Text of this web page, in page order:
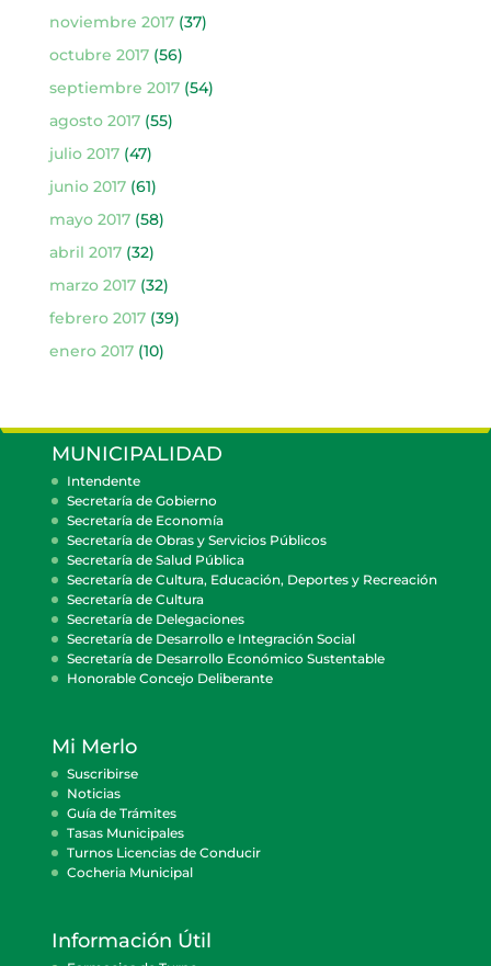
noviembre 2017(37)
octubre 2017(56)
septiembre 2017(54)
agosto 2017(55)
julio 2017(47)
junio 2017(61)
mayo 2017(58)
abril 2017(32)
marzo 2017(32)
febrero 2017(39)
enero 2017(10)
MUNICIPALIDAD
Intendente
Secretaría de Gobierno
Secretaría de Economía
Secretaría de Obras y Servicios Públicos
Secretaría de Salud Pública
Secretaría de Cultura, Educación, Deportes y Recreación
Secretaría de Cultura
Secretaría de Delegaciones
Secretaría de Desarrollo e Integración Social
Secretaría de Desarrollo Económico Sustentable
Honorable Concejo Deliberante
Mi Merlo
Suscribirse
Noticias
Guía de Trámites
Tasas Municipales
Turnos Licencias de Conducir
Cocheria Municipal
Información Útil